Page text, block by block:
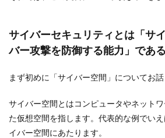
サイバーセキュリティとは「サ
バー攻撃を防御する能力」である
まず初めに「サイバー空間」についてお話
サイバー空間とはコンピュータやネット
た仮想空間を指します。代表的な例でい
イバー空間にあたります。